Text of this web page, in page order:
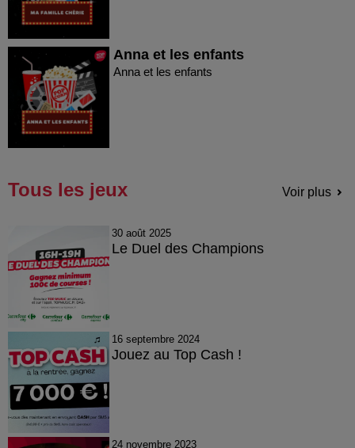
Anna et les enfants
Anna et les enfants
Tous les jeux Voir plus
30 août 2025
Le Duel des Champions
16 septembre 2024
Jouez au Top Cash !
24 novembre 2023